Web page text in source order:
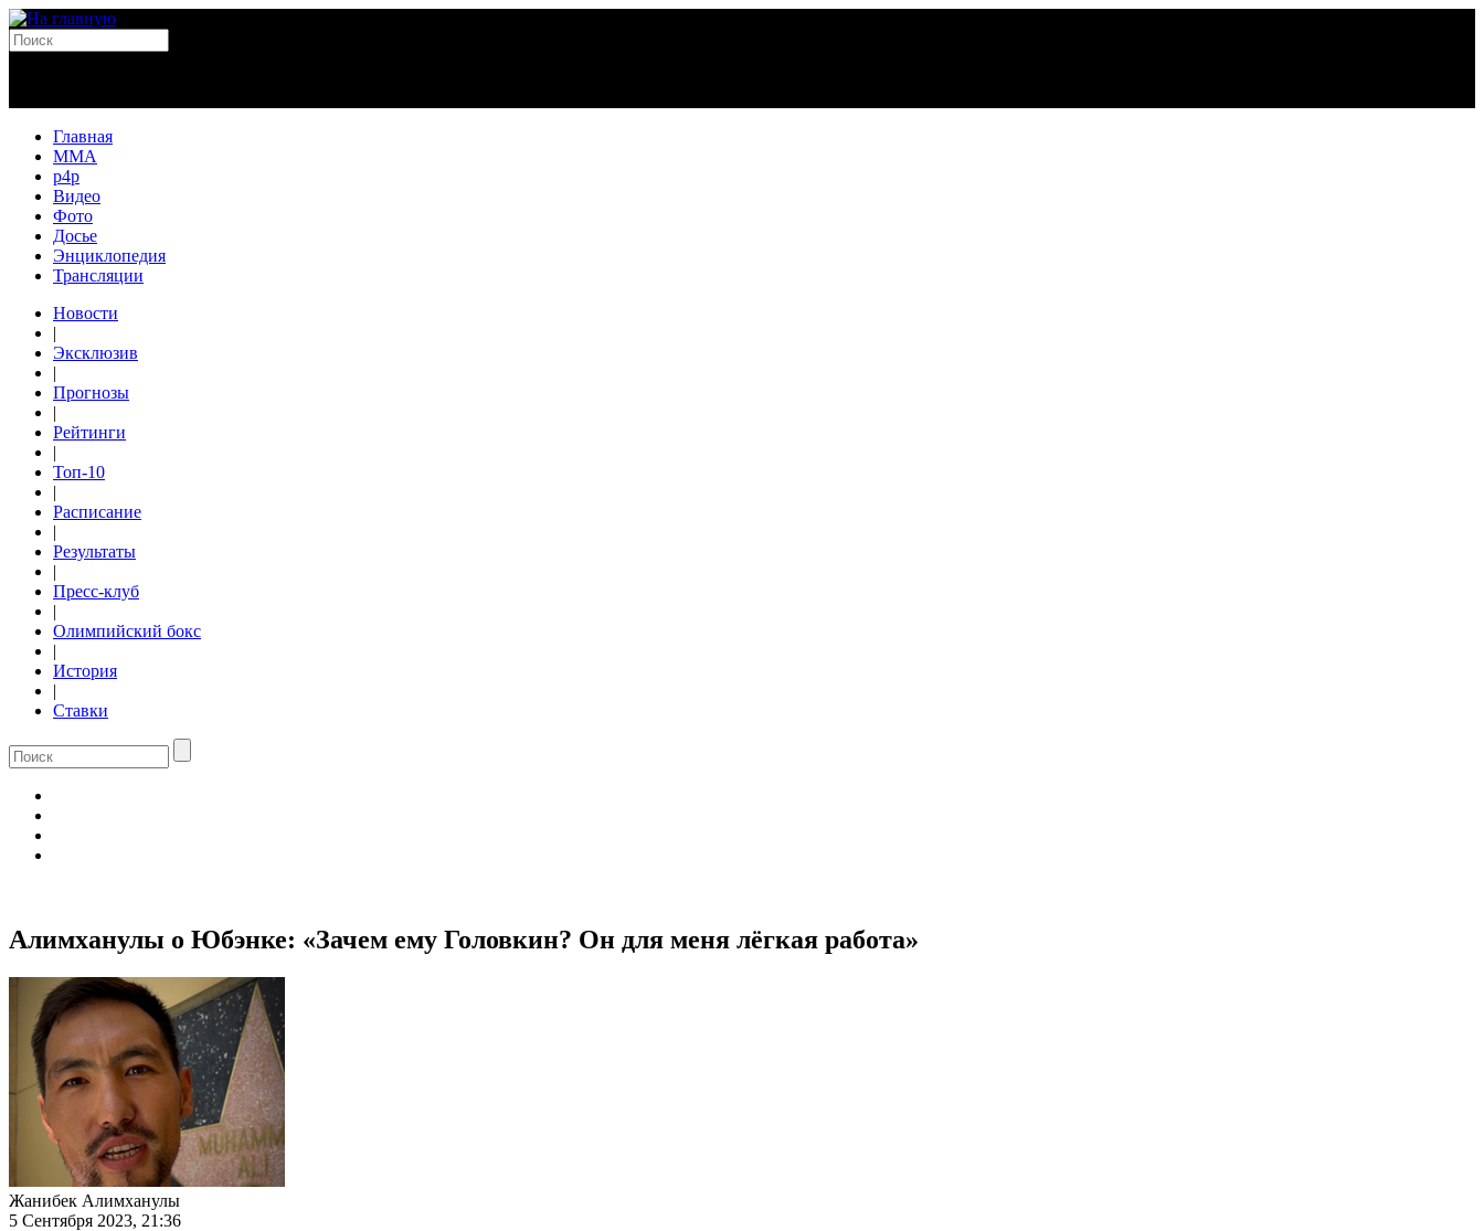
Главная
MMA
p4p
Видео
Фото
Досье
Энциклопедия
Трансляции
Новости
|
Эксклюзив
|
Прогнозы
|
Рейтинги
|
Топ-10
|
Расписание
|
Результаты
|
Пресс-клуб
|
Олимпийский бокс
|
История
|
Ставки
Алимханулы о Юбэнке: «Зачем ему Головкин? Он для меня лёгкая работа»
Жанибек Алимханулы
5 Сентября 2023, 21:36